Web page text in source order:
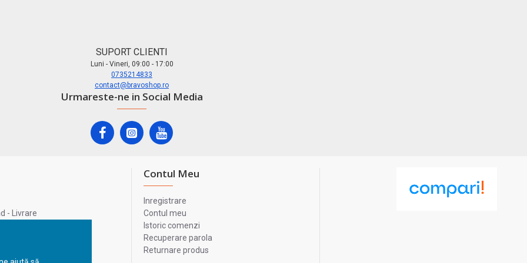
SUPORT CLIENTI
Luni - Vineri, 09:00 - 17:00
0735214833
contact@bravoshop.ro
Urmareste-ne in Social Media
- Livrare
Contul Meu
Inregistrare
Contul meu
Istoric comenzi
Recuperare parola
Returnare produs